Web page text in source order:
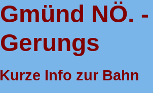
Gmünd NÖ.
Gerungs
Kurze Info zur Bahn